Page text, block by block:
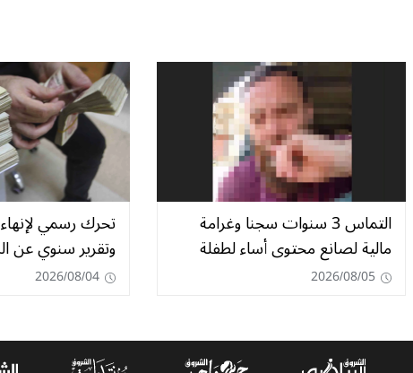
التماس 3 سنوات سجنا وغرامة
مالية لصانع محتوى أساء لطفلة
2026/08/05
تحرك رسمي
وتقرير سنوي عن
2026/08/04